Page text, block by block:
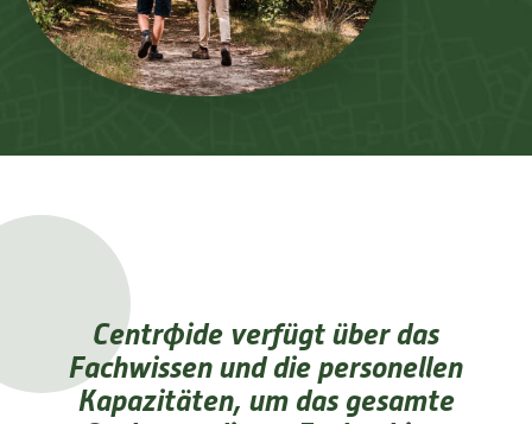
Centrϕide verfügt über das
Fachwissen und die personellen
Kapazitäten, um das gesamte